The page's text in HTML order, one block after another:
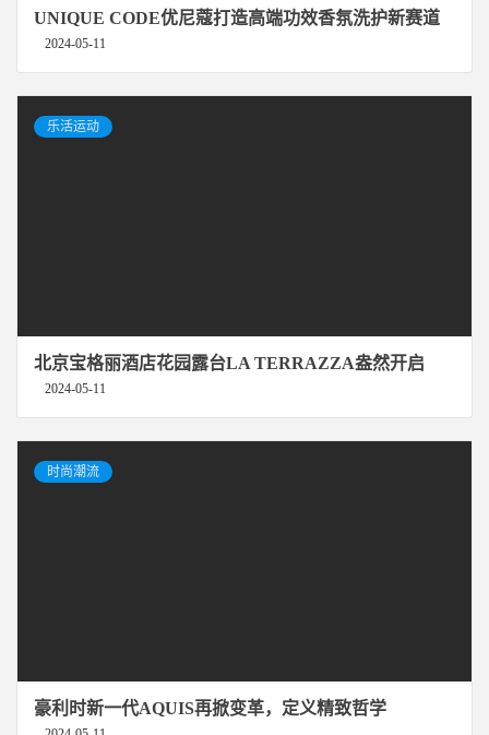
UNIQUE CODE优尼蔻打造高端功效香氛洗护新赛道
2024-05-11
乐活运动
北京宝格丽酒店花园露台LA TERRAZZA盎然开启
2024-05-11
时尚潮流
豪利时新一代AQUIS再掀变革，定义精致哲学